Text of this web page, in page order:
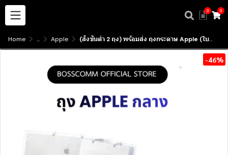
0 0
Home ... Apple (สั่งขั้นต่ำ 2 ถุง) พร้อมส่ง ถุงกระดาษ Apple (ใบกลาง) ของแท้ จากศูนย์ Apple มีบริการรับสินค้าหน้าร้าน
-46%